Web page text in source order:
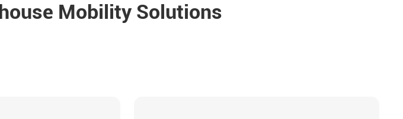
Mobility Solutions